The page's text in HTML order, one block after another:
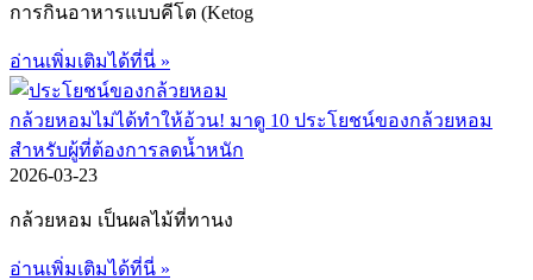
การกินอาหารแบบคีโต (Ketog
อ่านเพิ่มเติมได้ที่นี่ »
กล้วยหอมไม่ได้ทำให้อ้วน! มาดู 10 ประโยชน์ของกล้วยหอม
สำหรับผู้ที่ต้องการลดน้ำหนัก
2026-03-23
กล้วยหอม เป็นผลไม้ที่ทานง
อ่านเพิ่มเติมได้ที่นี่ »